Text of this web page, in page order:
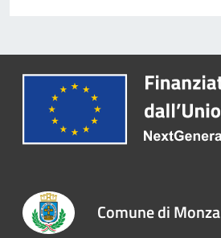
Comune di Monza